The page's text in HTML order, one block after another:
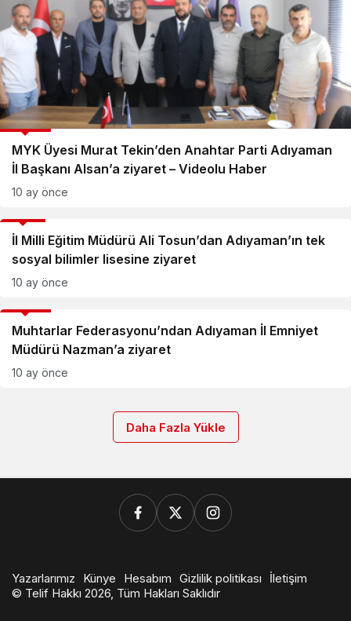
MYK Üyesi Murat Tekin’den Anahtar Parti Adıyaman
İl Başkanı Alsan’a ziyaret – Videolu Haber
GÜNCEL
10 ay önce
İl Milli Eğitim Müdürü Ali Tosun’dan Adıyaman’ın tek
sosyal bilimler lisesine ziyaret
10 ay önce
Muhtarlar Federasyonu’ndan Adıyaman İl Emniyet
Müdürü Nazman’a ziyaret
10 ay önce
Daha Fazla Yükle
Yazarlarımız Künye Hesabım Gizlilik politikası
İletişim
© Telif Hakkı 2026, Tüm Hakları Saklıdır